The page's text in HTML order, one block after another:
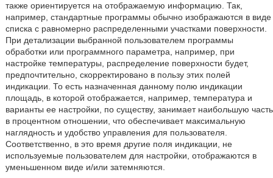
также ориентируется на отображаемую информацию. Так,
например, стандартные программы обычно изображаются в виде
списка с равномерно распределенными участками поверхности.
При детализации выбранной пользователем программы
обработки или программного параметра, например, при
настройке температуры, распределение поверхности будет,
предпочтительно, скорректировано в пользу этих полей
индикации. То есть назначенная данному полю индикации
площадь, в которой отображается, например, температура и
варианты ее настройки, по существу, занимает наибольшую часть
в процентном отношении, что обеспечивает максимальную
наглядность и удобство управления для пользователя.
Соответственно, в это время другие поля индикации, не
используемые пользователем для настройки, отображаются в
уменьшенном виде и/или затемняются.